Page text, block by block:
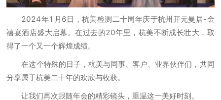
2024年1月6日，杭美检测二十周年庆于杭州开元曼居-金
禧宴酒店盛大启幕。在过去的20年里，杭美不断成长壮大，取
得了一个又一个辉煌成绩。
在这个特殊的日子，杭美与同事、客户、业界伙伴们，共同
分享属于杭美二十年的欢欣与收获。
让我们再次跟随年会的精彩镜头，重温这一美好时刻。